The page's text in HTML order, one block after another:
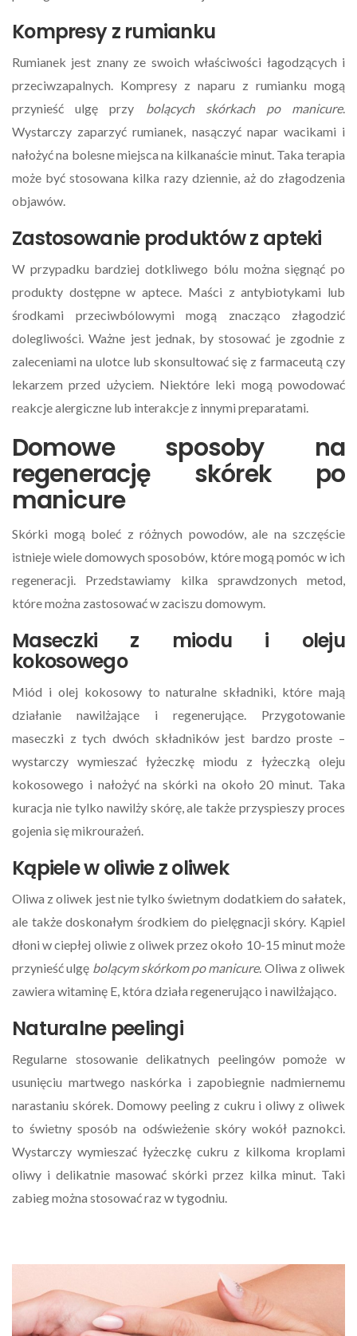
Kompresy z rumianku
Rumianek jest znany ze swoich właściwości łagodzących i
przeciwzapalnych. Kompresy z naparu z rumianku mogą
przynieść ulgę przy bolących skórkach po manicure.
Wystarczy zaparzyć rumianek, nasączyć napar wacikami i
nałożyć na bolesne miejsca na kilkanaście minut. Taka terapia
może być stosowana kilka razy dziennie, aż do złagodzenia
objawów.
Zastosowanie produktów z apteki
W przypadku bardziej dotkliwego bólu można sięgnąć po
produkty dostępne w aptece. Maści z antybiotykami lub
środkami przeciwbólowymi mogą znacząco złagodzić
dolegliwości. Ważne jest jednak, by stosować je zgodnie z
zaleceniami na ulotce lub skonsultować się z farmaceutą czy
lekarzem przed użyciem. Niektóre leki mogą powodować
reakcje alergiczne lub interakcje z innymi preparatami.
Domowe sposoby na
regenerację skórek po
manicure
Skórki mogą boleć z różnych powodów, ale na szczęście
istnieje wiele domowych sposobów, które mogą pomóc w ich
regeneracji. Przedstawiamy kilka sprawdzonych metod,
które można zastosować w zaciszu domowym.
Maseczki z miodu i oleju
kokosowego
Miód i olej kokosowy to naturalne składniki, które mają
działanie nawilżające i regenerujące. Przygotowanie
maseczki z tych dwóch składników jest bardzo proste –
wystarczy wymieszać łyżeczkę miodu z łyżeczką oleju
kokosowego i nałożyć na skórki na około 20 minut. Taka
kuracja nie tylko nawilży skórę, ale także przyspieszy proces
gojenia się mikrourażeń.
Kąpiele w oliwie z oliwek
Oliwa z oliwek jest nie tylko świetnym dodatkiem do sałatek,
ale także doskonałym środkiem do pielęgnacji skóry. Kąpiel
dłoni w ciepłej oliwie z oliwek przez około 10-15 minut może
przynieść ulgę bolącym skórkom po manicure. Oliwa z oliwek
zawiera witaminę E, która działa regenerująco i nawilżająco.
Naturalne peelingi
Regularne stosowanie delikatnych peelingów pomoże w
usunięciu martwego naskórka i zapobiegnie nadmiernemu
narastaniu skórek. Domowy peeling z cukru i oliwy z oliwek
to świetny sposób na odświeżenie skóry wokół paznokci.
Wystarczy wymieszać łyżeczkę cukru z kilkoma kroplami
oliwy i delikatnie masować skórki przez kilka minut. Taki
zabieg można stosować raz w tygodniu.